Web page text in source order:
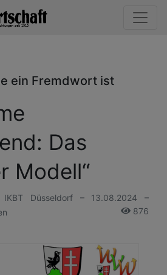
ein Fremdwort ist
Das
Modell“
IKBT Düsseldorf – 13.08.2024 –
876